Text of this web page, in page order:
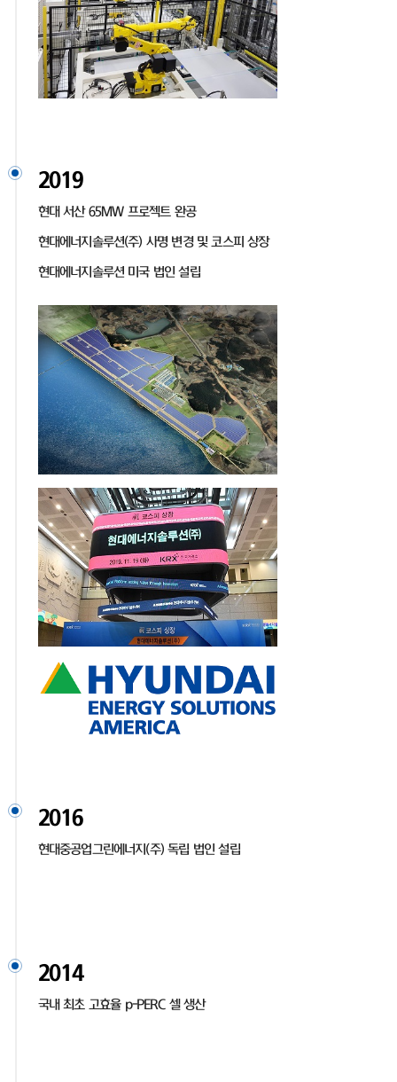
2019
현대 서산 65MW 프로젝트 완공
현대에너지솔루션(주) 사명 변경 및 코스피 상장
현대에너지솔루션 미국 법인 설립
2016
현대중공업그린에너지(주) 독립 법인 설립
2014
국내 최초 고효율 p-PERC 셀 생산